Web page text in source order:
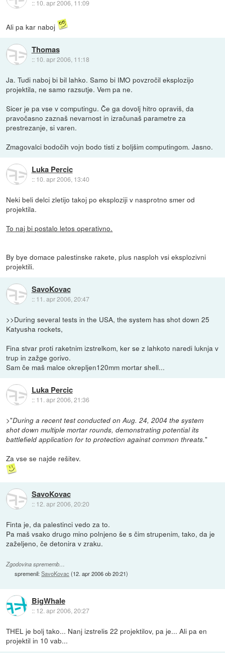
:: 10. apr 2006, 11:09
Ali pa kar naboj
Thomas
:: 10. apr 2006, 11:18
Ja. Tudi naboj bi bil lahko. Samo bi IMO povzročil eksplozijo
projektila, ne samo razsutje. Vem pa ne.
Sicer je pa vse v computingu. Če ga dovolj hitro opraviš, da
pravočasno zaznaš nevarnost in izračunaš parametre za
prestrezanje, si varen.
Zmagovalci bodočih vojn bodo tisti z boljšim computingom. Jasno.
Luka Percic
:: 10. apr 2006, 13:40
Neki beli delci zletijo takoj po eksploziji v nasprotno smer od
projektila.
To naj bi postalo letos operativno.
By bye domace palestinske rakete, plus nasploh vsi eksplozivni
projektili.
SavoKovac
:: 11. apr 2006, 20:47
>>During several tests in the USA, the system has shot down 25
Katyusha rockets,
Fina stvar proti raketnim izstrelkom, ker se z lahkoto naredi luknja v
trup in zažge gorivo.
Sam če maš malce okrepljen120mm mortar shell...
Luka Percic
:: 11. apr 2006, 21:36
>"During a recent test conducted on Aug. 24, 2004 the system
shot down multiple mortar rounds, demonstrating potential its
battlefield application for to protection against common threats."
Za vse se najde rešitev.
SavoKovac
:: 12. apr 2006, 20:20
Finta je, da palestinci vedo za to.
Pa maš vsako drugo mino polnjeno še s čim strupenim, tako, da je
zaželjeno, če detonira v zraku.
Zgodovina sprememb…
spremenil:SavoKovac (12. apr 2006 ob 20:21)
BigWhale
:: 12. apr 2006, 20:27
THEL je bolj tako... Nanj izstrelis 22 projektilov, pa je... Ali pa en
projektil in 10 vab...